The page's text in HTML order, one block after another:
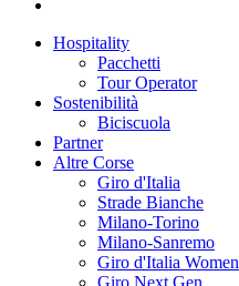
Hospitality
Pacchetti
Tour Operator
Sostenibilità
Biciscuola
Partner
Altre Corse
Giro d'Italia
Strade Bianche
Milano-Torino
Milano-Sanremo
Giro d'Italia Women
Giro Next Gen